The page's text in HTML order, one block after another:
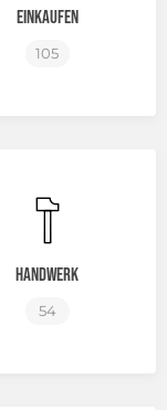
Einkaufen
105
Handwerk
54